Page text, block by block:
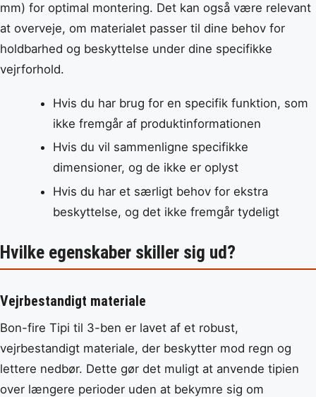
mm) for optimal montering. Det kan også være relevant
at overveje, om materialet passer til dine behov for
holdbarhed og beskyttelse under dine specifikke
vejrforhold.
Hvis du har brug for en specifik funktion, som
ikke fremgår af produktinformationen
Hvis du vil sammenligne specifikke
dimensioner, og de ikke er oplyst
Hvis du har et særligt behov for ekstra
beskyttelse, og det ikke fremgår tydeligt
Hvilke egenskaber skiller sig ud?
Vejrbestandigt materiale
Bon-fire Tipi til 3-ben er lavet af et robust,
vejrbestandigt materiale, der beskytter mod regn og
lettere nedbør. Dette gør det muligt at anvende tipien
over længere perioder uden at bekymre sig om